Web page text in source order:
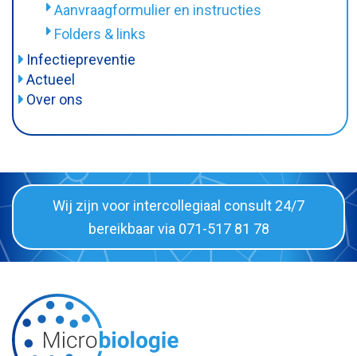
Folders & links
Aanvraagformulier en instructies
Folders & links
Infectiepreventie
MRSA
BRMO
Actueel
Over ons
Het team
Klachtenprocedure
Rapportage van uitslagen
Logistiek en Transport
Wij zijn voor intercollegiaal consult 24/7
bereikbaar via 071-517 81 78